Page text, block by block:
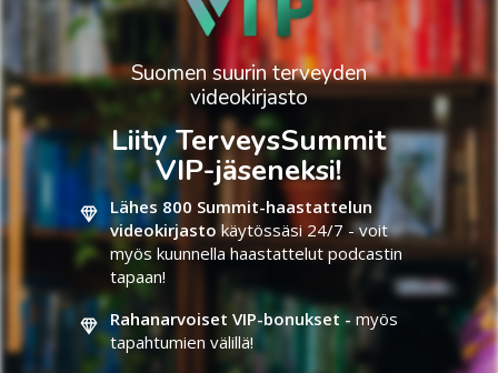
Suomen suurin terveyden
videokirjasto
Liity TerveysSummit
VIP-jäseneksi!
Lähes 800 Summit-haastattelun
videokirjasto käytössäsi 24/7 - voit
myös kuunnella haastattelut podcastin
tapaan!
Rahanarvoiset VIP-bonukset -myös
tapahtumien välillä!